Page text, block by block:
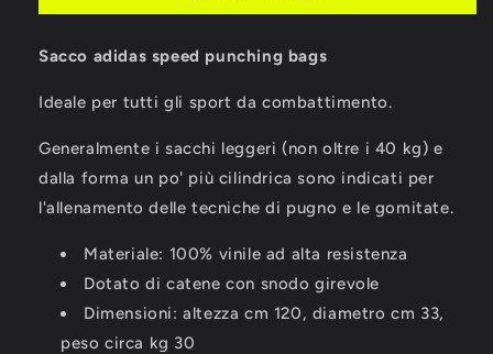
ADIDAS
PUNCHING
ADIDAS
PUNCHING
Sacco adidas speed punching bags
Ideale per tutti gli sport da combattimento.
Generalmente i sacchi leggeri (non oltre i 40 kg) e
dalla forma un po' più cilindrica sono indicati per
l'allenamento delle tecniche di pugno e le gomitate.
Materiale: 100% vinile ad alta resistenza
Dotato di catene con snodo girevole
Dimensioni: altezza cm 120, diametro cm 33,
peso circa kg 30